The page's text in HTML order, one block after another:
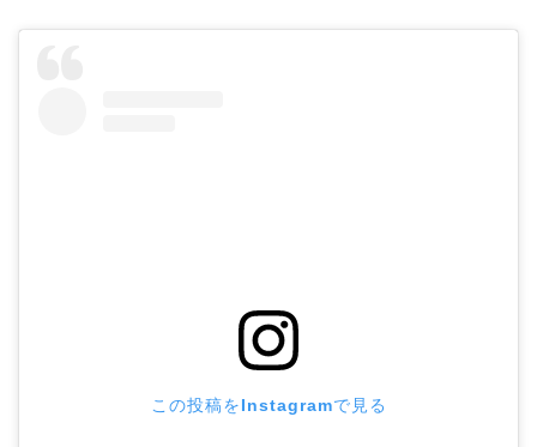
この投稿をInstagramで見る